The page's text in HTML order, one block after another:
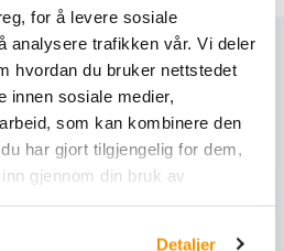
for å levere sosiale
analysere trafikken vår. Vi deler
hvordan du bruker nettstedet
innen sosiale medier,
som kan kombinere den
har gjort tilgjengelig for dem,
gjennom din bruk av
Detaljer
Pre-formulert antistoffpanel
for antistoffcocktailing.
stamceller i ulike